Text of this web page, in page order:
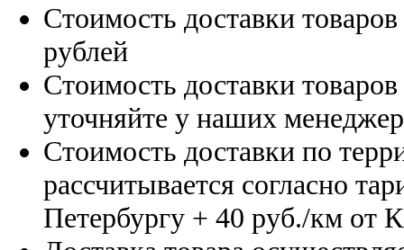
Стоимость доставки
рублей
Стоимость доставки
уточняйте у наших
Стоимость доставки по
рассчитывается согласно
Петербургу + 40 руб./км от